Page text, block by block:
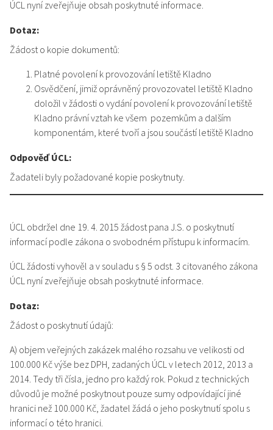
ÚCL nyní zveřejňuje obsah poskytnuté informace.
Dotaz:
Žádost o kopie dokumentů:
Platné povolení k provozování letiště Kladno
Osvědčení, jimiž oprávněný provozovatel letiště Kladno
doložil v žádosti o vydání povolení k provozování letiště
Kladno právní vztah ke všem pozemkům a dalším
komponentám, které tvoří a jsou součástí letiště Kladno
Odpověď ÚCL:
Žadateli byly požadované kopie poskytnuty.
ÚCL obdržel dne 19. 4. 2015 žádost pana J.S. o poskytnutí
informací podle zákona o svobodném přístupu k informacím.
ÚCL žádosti vyhověl a v souladu s § 5 odst. 3 citovaného zákona
ÚCL nyní zveřejňuje obsah poskytnuté informace.
Dotaz:
Žádost o poskytnutí údajů:
A) objem veřejných zakázek malého rozsahu ve velikosti od
100.000 Kč výše bez DPH, zadaných ÚCL v letech 2012, 2013 a
2014. Tedy tři čísla, jedno pro každý rok. Pokud z technických
důvodů je možné poskytnout pouze sumy odpovídající jiné
hranici než 100.000 Kč, žadatel žádá o jeho poskytnutí spolu s
informací o této hranici.